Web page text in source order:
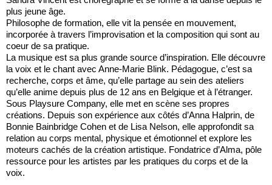
plus jeune âge.
Philosophe de formation, elle vit la pensée en mouvement,
incorporée à travers l’improvisation et la composition qui sont au
coeur de sa pratique.
La musique est sa plus grande source d’inspiration. Elle découvre
la voix et le chant avec Anne-Marie Blink. Pédagogue, c’est sa
recherche, corps et âme, qu’elle partage au sein des ateliers
qu’elle anime depuis plus de 12 ans en Belgique et à l’étranger.
Sous Playsure Company, elle met en scène ses propres
créations. Depuis son expérience aux côtés d’Anna Halprin, de
Bonnie Bainbridge Cohen et de Lisa Nelson, elle approfondit sa
relation au corps mental, physique et émotionnel et explore les
moteurs cachés de la création artistique. Fondatrice d’Alma, pôle
ressource pour les artistes par les pratiques du corps et de la
voix.